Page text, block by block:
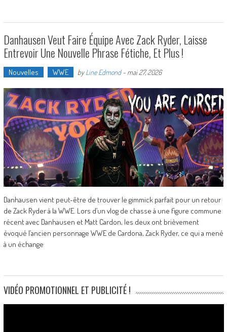
Danhausen Veut Faire Équipe Avec Zack Ryder, Laisse
Entrevoir Une Nouvelle Phrase Fétiche, Et Plus !
Nouvelles WWE byLine Edmond- mai 27, 2026
Danhausen vient peut-être de trouver le gimmick parfait pour un retour
de Zack Ryder à la WWE. Lors d’un vlog de chasse à une figure commune
récent avec Danhausen et Matt Cardon, les deux ont brièvement
évoqué l’ancien personnage WWE de Cardona, Zack Ryder, ce qui a mené
à un échange
VIDÉO PROMOTIONNEL ET PUBLICITÉ !